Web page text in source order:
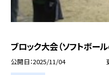
ブロック大会（ソフトボール
公開日 2025/11/04